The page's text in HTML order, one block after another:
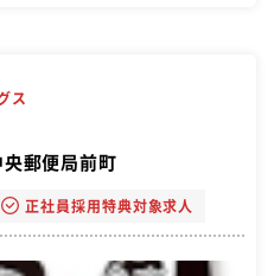
ス
郵便局前町
正社員採用特典対象求人